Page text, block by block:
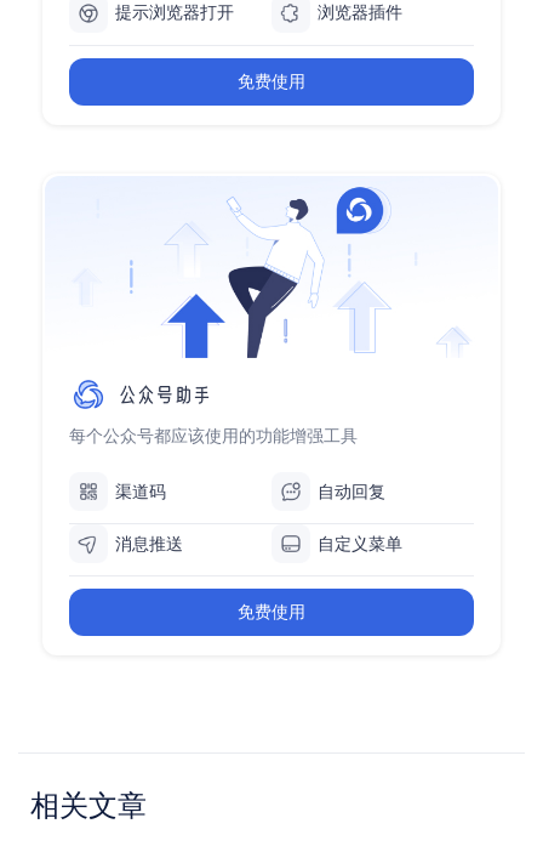
提示浏览器打开 浏览器插件
免费使用
每个公众号都应该使用的功能增强工具
渠道码 自动回复
消息推送 自定义菜单
免费使用
相关文章